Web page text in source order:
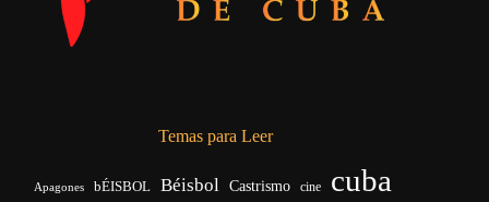
Temas para Leer
Apagones bÉISBOL Béisbol Castrismo cine cuba